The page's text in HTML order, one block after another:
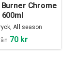
Chrome
600ml
All season
70 kr